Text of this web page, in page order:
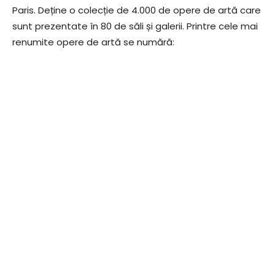
Paris. Deține o colecție de 4.000 de opere de artă care
sunt prezentate în 80 de săli și galerii. Printre cele mai
renumite opere de artă se numără: